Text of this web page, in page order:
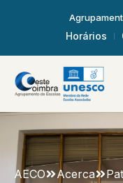
Horários
AECO Acerca